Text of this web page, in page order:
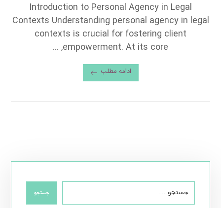
Introduction to Personal Agency in Legal
Contexts Understanding personal agency in legal
contexts is crucial for fostering client
empowerment. At its core, ...
ادامه مطلب
جستجو